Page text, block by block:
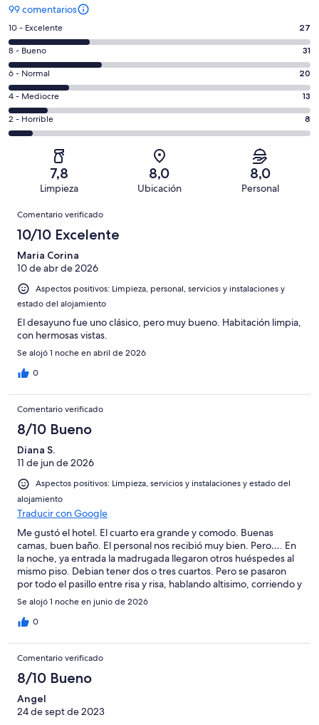
99 comentarios
27
comentarios
de
un
total
de
99
con
puntuación
10 - Excelente 27
31
comentarios
de
un
total
de
puntuación
8 - Bueno 31
20
comentarios
de
un
total
puntuación
Normal
6 - Normal 20
13
comentarios
de
una
puntuación
Mediocre
4 - Mediocre 13
8
comentarios
99
una
puntuación
de
Horrible
2 - Horrible 8
7,8
Limpieza
8,0
Ubicación
8,0
Personal
Comentarios
Comentario verificado
10/10 Excelente
Maria Corina
10 de abr de 2026
Aspectos positivos: Limpieza, personal, servicios y instalaciones y
estado del alojamiento
El desayuno fue uno clásico, pero muy bueno. Habitación limpia,
con hermosas vistas.
Se alojó 1 noche en abril de 2026
0
Comentario verificado
8/10 Bueno
Diana S.
11 de jun de 2026
Aspectos positivos: Limpieza, servicios y instalaciones y estado del
alojamiento
Traducir con Google
Me gustó el hotel. El cuarto era grande y comodo. Buenas
camas, buen baño. El personal nos recibió muy bien. Pero…. En
la noche, ya entrada la madrugada llegaron otros huéspedes al
mismo piso. Debian tener dos o tres cuartos. Pero se pasaron
por todo el pasillo entre risa y risa, hablando altisimo, corriendo y
lo peor, tocando las puertas de los de más huespedes,
incluyendo la nuestra. Les escribi pidiendo ayuda al hotel y no
hubo respuesta. Esos huespedes hicieron escandalo toda la
con tapones en los oídos.
Se alojó 1 noche en junio de 2026
0
Comentario verificado
8/10 Bueno
Angel
24 de sept de 2023